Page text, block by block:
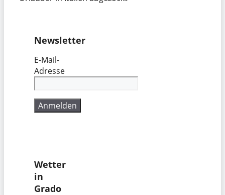
Newsletter
E-Mail-
Adresse
Wetter
in
Grado